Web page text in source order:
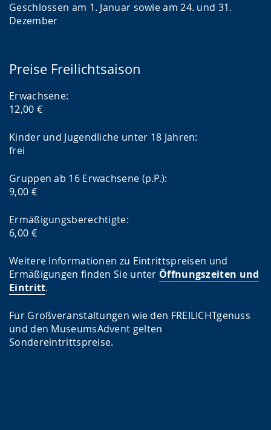
Geschlossen am 1. Januar sowie am 24. und 31.
Dezember
Preise Freilichtsaison
Erwachsene:
12,00 €
Kinder und Jugendliche unter 18 Jahren:
frei
Gruppen ab 16 Erwachsene (p.P.):
9,00 €
Ermäßigungsberechtigte:
6,00 €
Weitere Informationen zu Eintrittspreisen und
Ermäßigungen finden Sie unter Öffnungszeiten und
Eintritt.
Für Großveranstaltungen wie den FREILICHTgenuss
und den MuseumsAdvent gelten
Sondereintrittspreise.